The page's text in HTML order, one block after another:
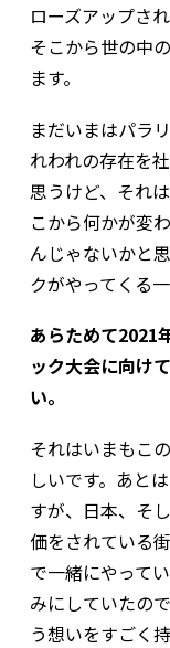
ローズアップさ
そこから世の中
ます。
まだいまはパラ
れわれの存在を
思うけど、それ
こから何かが変
んじゃないかと
クがやってくる
あらためて2021
ック大会に向け
い。
それはいまもこ
しいです。あと
すが、日本、そ
価をされている
で一緒にやって
みにしていたの
う想いをすごく